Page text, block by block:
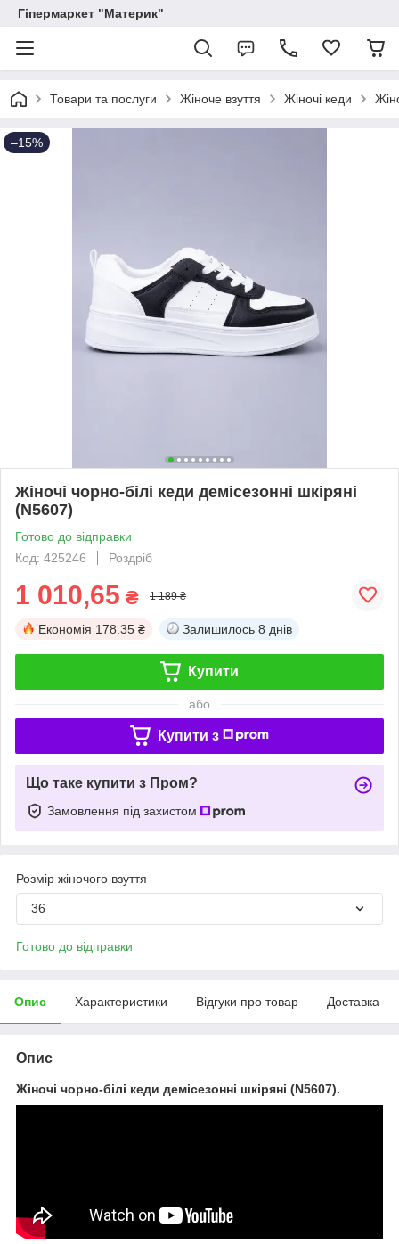
Гіпермаркет "Материк"
Товари та послуги Жіноче взуття Жіночі кеди
–15%
Жіночі чорно-білі кеди демісезонні шкіряні
(N5607)
Готово до відправки
Код: 425246
Роздріб
1 010,65 ₴ 1 189 ₴
Економія 178.35 ₴ Залишилось 8 днів
Купити
або
Купити з
Що таке купити з Пром?
Замовлення під захистом
Розмір жіночого взуття
36
Готово до відправки
Опис Характеристики Відгуки про товар Доставка
Опис
Жіночі чорно-білі кеди демісезонні шкіряні (N5607).